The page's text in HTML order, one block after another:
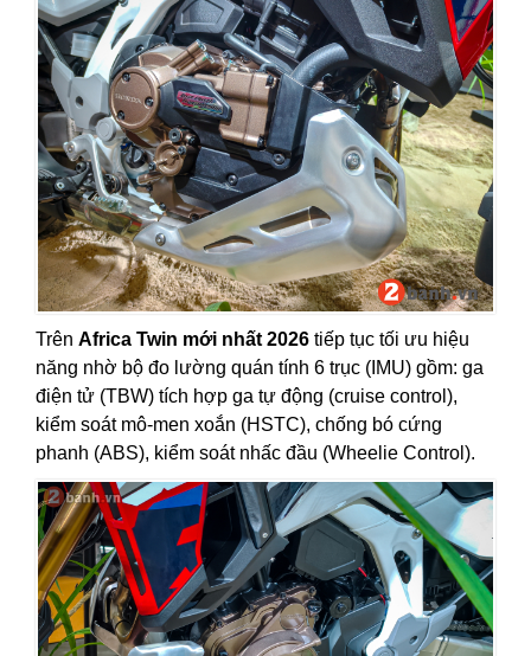
Trên Africa Twin mới nhất 2026 tiếp tục tối ưu hiệu
năng nhờ bộ đo lường quán tính 6 trục (IMU) gồm: ga
điện tử (TBW) tích hợp ga tự động (cruise control),
kiểm soát mô-men xoắn (HSTC), chống bó cứng
phanh (ABS), kiểm soát nhấc đầu (Wheelie Control).